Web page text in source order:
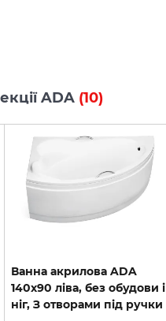
ADA (10)
Ванна акрилова ADA
140х90 ліва, без обудови і
ніг, З отворами під ручки